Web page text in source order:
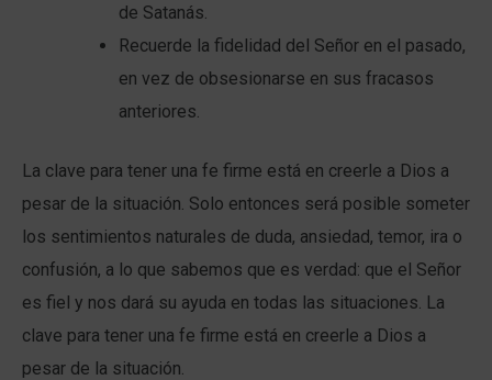
de Satanás.
Recuerde la fidelidad del Señor en el pasado,
en vez de obsesionarse en sus fracasos
anteriores.
La clave para tener una fe firme está en creerle a Dios a
pesar de la situación. Solo entonces será posible someter
los sentimientos naturales de duda, ansiedad, temor, ira o
confusión, a lo que sabemos que es verdad: que el Señor
es fiel y nos dará su ayuda en todas las situaciones. La
clave para tener una fe firme está en creerle a Dios a
pesar de la situación.